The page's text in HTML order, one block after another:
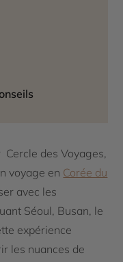
des Voyages,
voyage en Corée du
avec les
Séoul, Busan, le
expérience
les nuances de